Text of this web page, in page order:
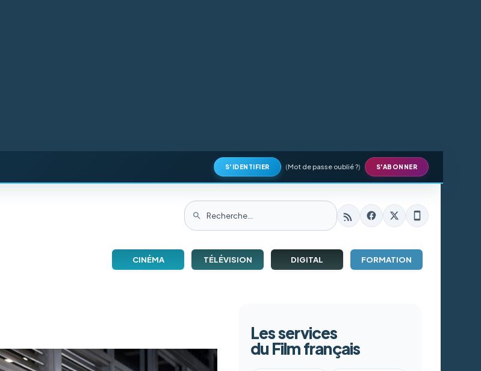
S'IDENTIFIER (Mot de passe oublié ?) S'ABONNER
CINÉMA TÉLÉVISION DIGITAL FORMATION
Les services
du Film français